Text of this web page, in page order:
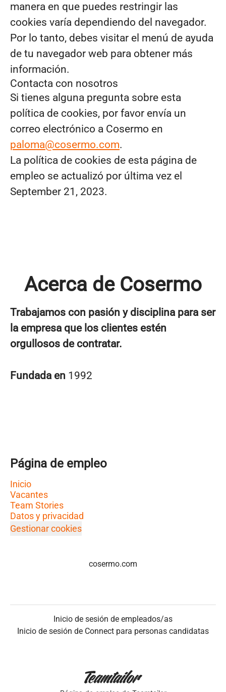
manera en que puedes restringir las
cookies varía dependiendo del navegador.
Por lo tanto, debes visitar el menú de ayuda
de tu navegador web para obtener más
información.
Contacta con nosotros
Si tienes alguna pregunta sobre esta
política de cookies, por favor envía un
correo electrónico a Cosermo en
paloma@cosermo.com.
La política de cookies de esta página de
empleo se actualizó por última vez el
September 21, 2023.
Acerca de Cosermo
Trabajamos con pasión y disciplina para ser
la empresa que los clientes estén
orgullosos de contratar.
Fundada en 1992
Página de empleo
Inicio
Vacantes
Team Stories
Datos y privacidad
Gestionar cookies
cosermo.com
Inicio de sesión de empleados/as
Inicio de sesión de Connect para personas candidatas